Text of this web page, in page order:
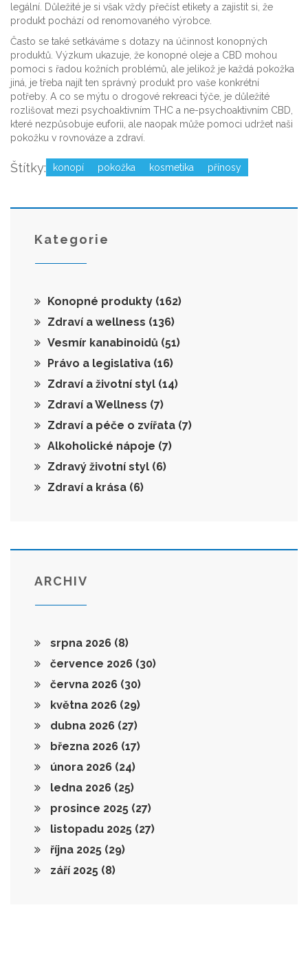
legální. Důležité je si však vždy přečíst etikety a zajistit si, že
produkt pochází od renomovaného výrobce.
Často se také setkáváme s dotazy na účinnost konopných
produktů. Výzkum ukazuje, že konopné oleje a CBD mohou
pomoci s řadou kožních problémů, ale jelikož je každá pokožka
jiná, je třeba najít ten správný produkt pro vaše konkrétní
potřeby. A co se mýtu o drogové rekreaci týče, je důležité
rozlišovat mezi psychoaktivním THC a ne-psychoaktivním CBD,
které nezpůsobuje euforii, ale naopak může pomoci udržet naši
pokožku v rovnováze a zdraví.
Štítky: konopí pokožka kosmetika přínosy
Kategorie
Konopné produkty (162)
Zdraví a wellness (136)
Vesmír kanabinoidů (51)
Právo a legislativa (16)
Zdraví a životní styl (14)
Zdraví a Wellness (7)
Zdraví a péče o zvířata (7)
Alkoholické nápoje (7)
Zdravý životní styl (6)
Zdraví a krása (6)
ARCHIV
srpna 2026 (8)
července 2026 (30)
června 2026 (30)
května 2026 (29)
dubna 2026 (27)
března 2026 (17)
února 2026 (24)
ledna 2026 (25)
prosince 2025 (27)
listopadu 2025 (27)
října 2025 (29)
září 2025 (8)